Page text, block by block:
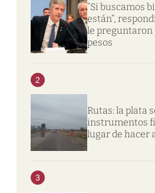
“Si buscamos
están”,
le preguntaron
pesos
2
Rutas: la plata
instrumentos
lugar de hacer
3